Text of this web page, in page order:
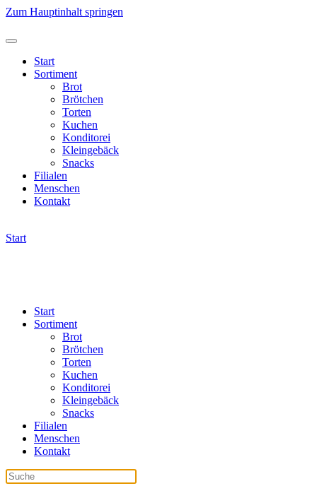
Zum Hauptinhalt springen
Start
Sortiment
Brot
Brötchen
Torten
Kuchen
Konditorei
Kleingebäck
Snacks
Filialen
Menschen
Kontakt
Start
Start
Sortiment
Brot
Brötchen
Torten
Kuchen
Konditorei
Kleingebäck
Snacks
Filialen
Menschen
Kontakt